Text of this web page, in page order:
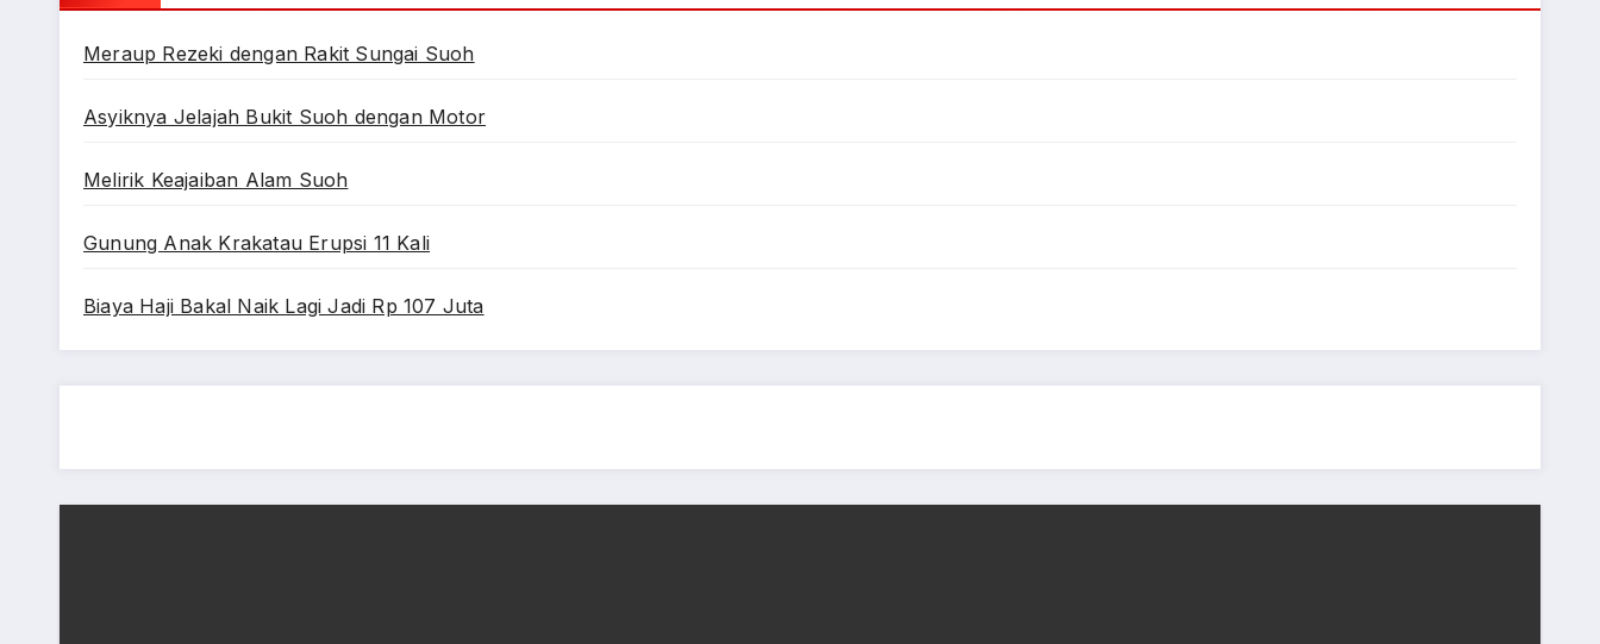
Meraup Rezeki dengan Rakit Sungai Suoh
Asyiknya Jelajah Bukit Suoh dengan Motor
Melirik Keajaiban Alam Suoh
Gunung Anak Krakatau Erupsi 11 Kali
Biaya Haji Bakal Naik Lagi Jadi Rp 107 Juta